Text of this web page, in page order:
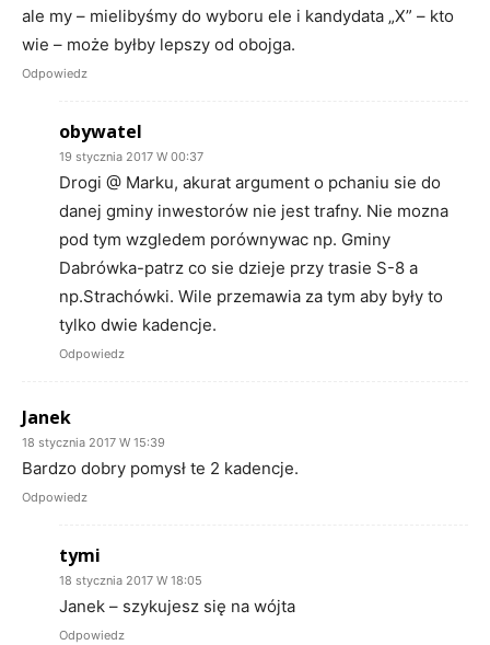
ale my – mielibyśmy do wyboru ele i kandydata „X” – kto
wie – może byłby lepszy od obojga.
Odpowiedz
obywatel
19 stycznia 2017 W 00:37
Drogi @ Marku, akurat argument o pchaniu sie do
danej gminy inwestorów nie jest trafny. Nie mozna
pod tym wzgledem porównywac np. Gminy
Dabrówka-patrz co sie dzieje przy trasie S-8 a
np.Strachówki. Wile przemawia za tym aby były to
tylko dwie kadencje.
Odpowiedz
Janek
18 stycznia 2017 W 15:39
Bardzo dobry pomysł te 2 kadencje.
Odpowiedz
tymi
18 stycznia 2017 W 18:05
Janek – szykujesz się na wójta
Odpowiedz